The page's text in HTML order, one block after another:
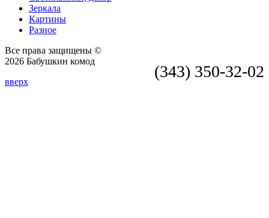
Зеркала
Картины
Разное
(343) 350-32-02
Все права защищены ©
2026 Бабушкин комод
вверх